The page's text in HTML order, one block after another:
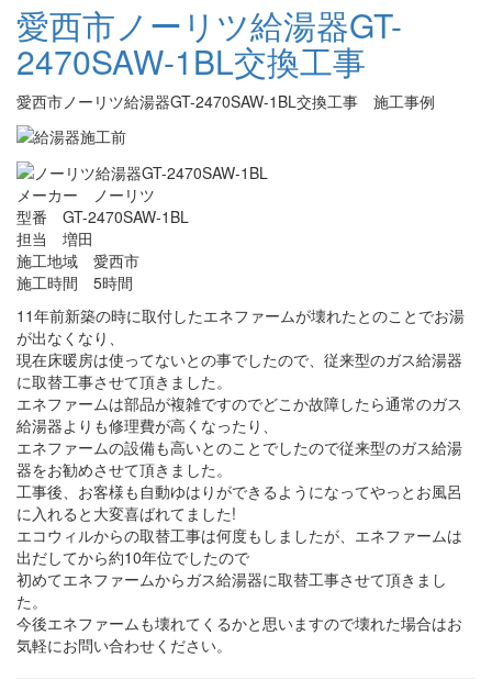
愛西市ノーリツ給湯器GT-
2470SAW-1BL交換工事
愛西市ノーリツ給湯器GT-2470SAW-1BL交換工事 施工事例
メーカー ノーリツ
型番 GT-2470SAW-1BL
担当 増田
施工地域 愛西市
施工時間 5時間
11年前新築の時に取付したエネファームが壊れたとのことでお湯
が出なくなり、
現在床暖房は使ってないとの事でしたので、従来型のガス給湯器
に取替工事させて頂きました。
エネファームは部品が複雑ですのでどこか故障したら通常のガス
給湯器よりも修理費が高くなったり、
エネファームの設備も高いとのことでしたので従来型のガス給湯
器をお勧めさせて頂きました。
工事後、お客様も自動ゆはりができるようになってやっとお風呂
に入れると大変喜ばれてました!
エコウィルからの取替工事は何度もしましたが、エネファームは
出だしてから約10年位でしたので
初めてエネファームからガス給湯器に取替工事させて頂きまし
た。
今後エネファームも壊れてくるかと思いますので壊れた場合はお
気軽にお問い合わせください。